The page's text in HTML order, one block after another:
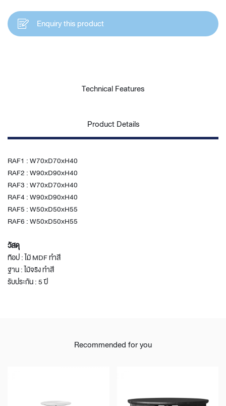
Enquiry this product
Technical Features
Product Details
RAF1 : W70xD70xH40
RAF2 : W90xD90xH40
RAF3 : W70xD70xH40
RAF4 : W90xD90xH40
RAF5 : W50xD50xH55
RAF6 : W50xD50xH55
วัสดุ
ท๊อป : ไม้ MDF ทำสี
ฐาน : ไม้จริง ทำสี
รับประกัน : 5 ปี
Recommended for you